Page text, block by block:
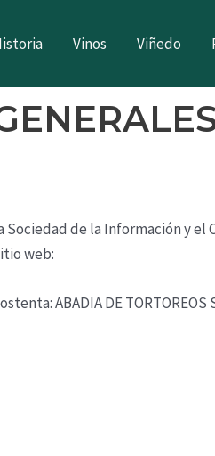
Vinos Viñedo
de la Información y el
web:
ABADIA DE TORTOREOS